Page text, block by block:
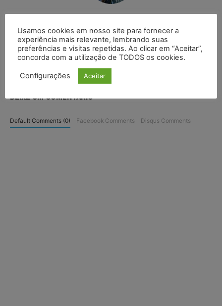
Comunicador social com formação em jornalismo e
radialismo, pós-graduado em cinema pela
Universidade Federal do Rio Grande do Norte (UFRN).
DEIXE UM COMENTÁRIO
Default Comments (0) Facebook Comments Disqus Comments
Usamos cookies em nosso site para fornecer a
experiência mais relevante, lembrando suas
preferências e visitas repetidas. Ao clicar em “Aceitar”,
concorda com a utilização de TODOS os cookies.
Configurações Aceitar